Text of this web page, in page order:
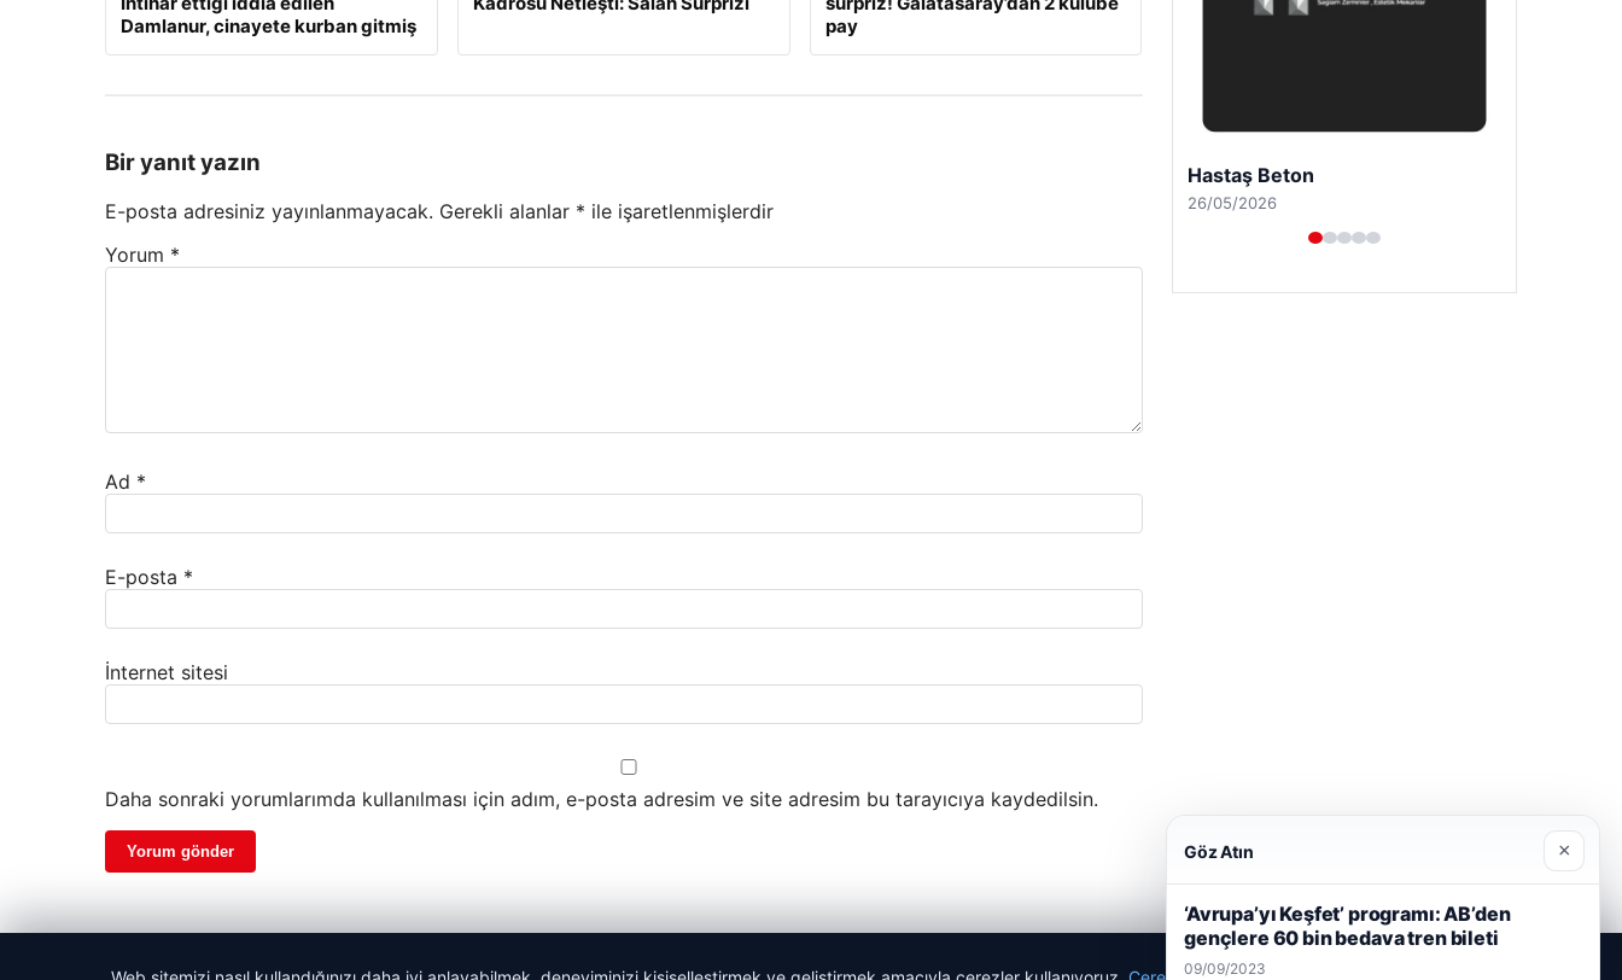
Damlanur, cinayete kurban gitmiş
pay
Bir yanıt yazın
E-posta adresiniz yayınlanmayacak. Gerekli alanlar * ile işaretlenmişlerdir
Yorum *
Ad *
E-posta *
İnternet sitesi
Daha sonraki yorumlarımda kullanılması için adım, e-posta adresim ve site adresim bu tarayıcıya kaydedilsin.
Hastaş Beton
26/05/2026
Göz Atın ×
‘Avrupa’yı Keşfet’ programı: AB’den
gençlere 60 bin bedava tren bileti
09/09/2023